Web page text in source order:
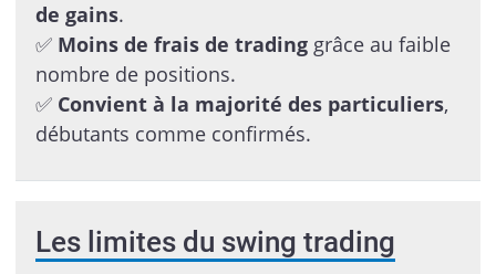
de gains.
✅ Moins de frais de tradinggrâce au faible
nombre de positions.
✅ Convient à la majorité des particuliers,
débutants comme confirmés.
Les limites du swing trading